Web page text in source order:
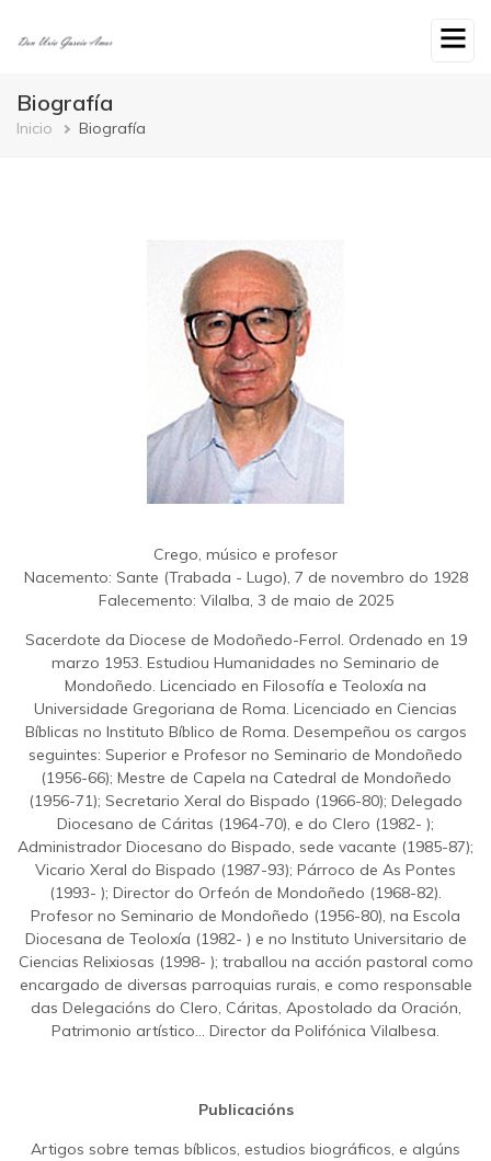
Biografía
Breadcrumb
Inicio Biografía
Crego, músico e profesor
Nacemento: Sante (Trabada - Lugo), 7 de novembro do 1928
Falecemento: Vilalba, 3 de maio de 2025
Sacerdote da Diocese de Modoñedo-Ferrol. Ordenado en 19
marzo 1953. Estudiou Humanidades no Seminario de
Mondoñedo. Licenciado en Filosofía e Teoloxía na
Universidade Gregoriana de Roma. Licenciado en Ciencias
Bíblicas no Instituto Bíblico de Roma. Desempeñou os cargos
seguintes: Superior e Profesor no Seminario de Mondoñedo
(1956-66); Mestre de Capela na Catedral de Mondoñedo
(1956-71); Secretario Xeral do Bispado (1966-80); Delegado
Diocesano de Cáritas (1964-70), e do Clero (1982- );
Administrador Diocesano do Bispado, sede vacante (1985-87);
Vicario Xeral do Bispado (1987-93); Párroco de As Pontes
(1993- ); Director do Orfeón de Mondoñedo (1968-82).
Profesor no Seminario de Mondoñedo (1956-80), na Escola
Diocesana de Teoloxía (1982- ) e no Instituto Universitario de
Ciencias Relixiosas (1998- ); traballou na acción pastoral como
encargado de diversas parroquias rurais, e como responsable
das Delegacións do Clero, Cáritas, Apostolado da Oración,
Patrimonio artístico... Director da Polifónica Vilalbesa.
Publicacións
Artigos sobre temas bíblicos, estudios biográficos, e algúns